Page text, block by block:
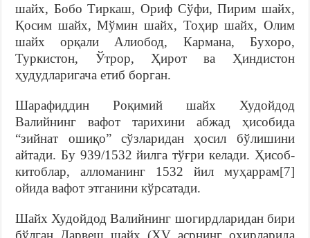
шайх, Бобо Тиркаш, Ориф Сўфи, Пирим шайх,
Қосим шайх, Мўмин шайх, Тоҳир шайх, Олим
шайх орқали Алиобод, Кармана, Бухоро,
Туркистон, Ўтрор, Ҳирот ва Ҳиндистон
ҳудудларигача етиб борган.
Шарафиддин Роқимий шайх Худойдод
Валийнинг вафот тарихини абжад ҳисобида
“зийнат ошиқо” сўзларидан ҳосил бўлишини
айтади. Бу 939/1532 йилга тўғри келади. Ҳисоб-
китоблар, алломанинг 1532 йил муҳаррам[7]
ойида вафот этганини кўрсатади.
Шайх Худойдод Валийнинг шогирдларидан бири
бўлган Дарвеш шайх (XV асрнинг охирларида